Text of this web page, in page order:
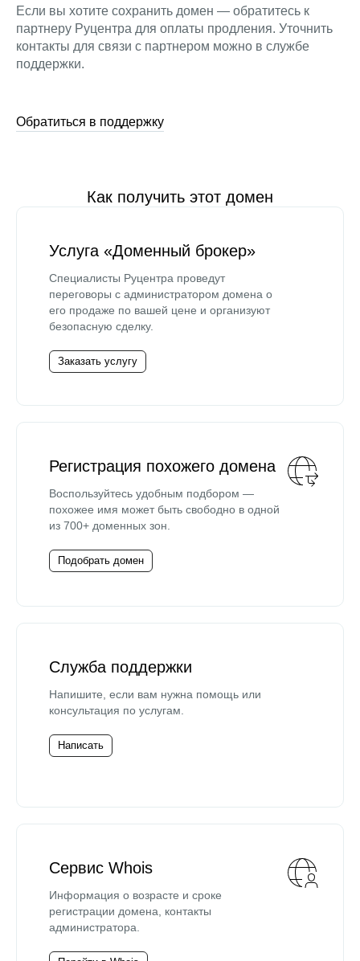
Если вы хотите сохранить домен — обратитесь к
партнеру Руцентра для оплаты продления. Уточнить
контакты для связи с партнером можно в службе
поддержки.
Обратиться в поддержку
Как получить этот домен
Услуга «Доменный брокер»
Специалисты Руцентра проведут
переговоры с администратором домена о
его продаже по вашей цене и организуют
безопасную сделку.
Заказать услугу
Регистрация похожего домена
Воспользуйтесь удобным подбором —
похожее имя может быть свободно в одной
из 700+ доменных зон.
Подобрать домен
Служба поддержки
Напишите, если вам нужна помощь или
консультация по услугам.
Написать
Сервис Whois
Информация о возрасте и сроке
регистрации домена, контакты
администратора.